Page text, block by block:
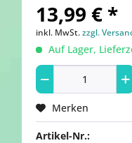
13,99 € *
inkl. MwSt.zzgl.
Auf Lager,
Merken
Artikel-Nr.: